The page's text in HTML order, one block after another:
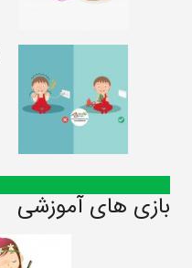
بازی های آموزشی